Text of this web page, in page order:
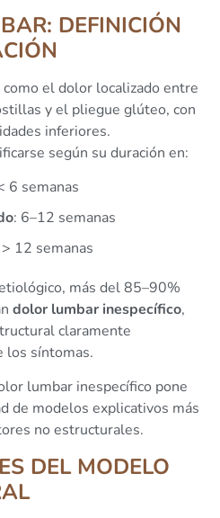
DEFINICIÓN
el dolor localizado entre
y el pliegue glúteo, con
inferiores.
según su duración en:
6 semanas
: 6–12 semanas
> 12 semanas
más del 85–90%
dolor lumbar inespecífico,
claramente
los síntomas.
lumbar inespecífico pone
de modelos explicativos más
no estructurales.
DEL MODELO